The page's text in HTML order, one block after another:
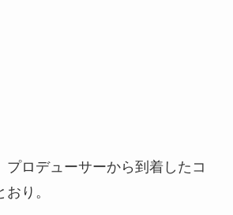
プロデューサーから到着したコ
り。